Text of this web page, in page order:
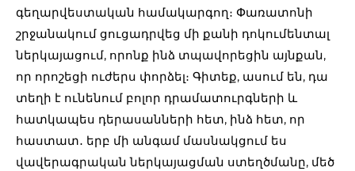
գեղարվեստական համակարգող։ Փառատոնի
շրջանակում ցուցադրվեց մի քանի դոկումենտալ
ներկայացում, որոնք ինձ տպավորեցին այնքան,
որ որոշեցի ուժերս փորձել։ Գիտեք, ասում են, դա
տեղի է ունենում բոլոր դրամատուրգների և
հատկապես դերասանների հետ, ինձ հետ, որ
հաստատ․ երբ մի անգամ մասնակցում ես
վավերագրական ներկայացման ստեղծմանը, մեծ